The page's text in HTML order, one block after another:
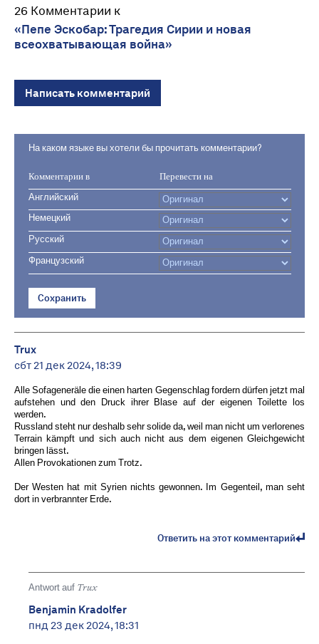
26 Комментарии к
«Пепе Эскобар: Трагедия Сирии и новая
всеохватывающая война»
Написать комментарий
На каком языке вы хотели бы прочитать комментарии?
Комментарии в Перевести на
Английский
Немецкий
Русский
Французский
Сохранить
Trux
сбт 21 дек 2024, 18:39
Alle Sofageneräle die einen harten Gegenschlag fordern dürfen jetzt mal
aufstehen und den Druck ihrer Blase auf der eigenen Toilette los
werden.
Russland steht nur deshalb sehr solide da, weil man nicht um verlorenes
Terrain kämpft und sich auch nicht aus dem eigenen Gleichgewicht
bringen lässt.
Allen Provokationen zum Trotz.
Der Westen hat mit Syrien nichts gewonnen. Im Gegenteil, man seht
dort in verbrannter Erde.
Ответить на этот комментарий
Antwort auf Trux
Benjamin Kradolfer
пнд 23 дек 2024, 18:31